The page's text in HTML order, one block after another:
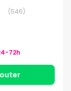
(546)
72h